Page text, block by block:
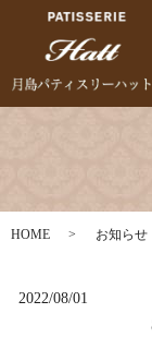
HOME お知らせ
2022/08/01